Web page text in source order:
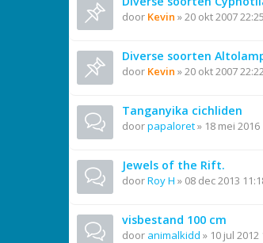
door Kevin »20 okt 2007 22:25
Diverse soorten
door Kevin »20 okt 2007
Tanganyika cichliden
doorpapaloret» 18 mei 2016
Jewels of the Rift.
doorRoy H » 08 dec 2013
visbestand 100 cm
door animalkidd » 10 jul 2012